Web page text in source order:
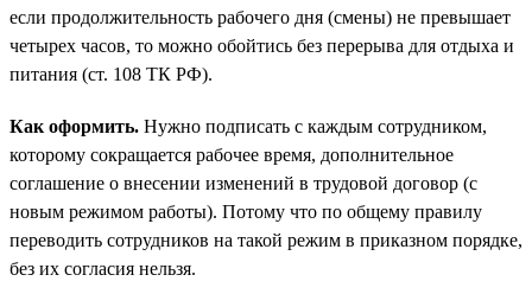
если продолжительность рабочего дня (смены) не превышает
четырех часов, то можно обойтись без перерыва для отдыха и
питания (ст. 108 ТК РФ).
Как оформить. Нужно подписать с каждым сотрудником,
которому сокращается рабочее время, дополнительное
соглашение о внесении изменений в трудовой договор (с
новым режимом работы). Потому что по общему правилу
переводить сотрудников на такой режим в приказном порядке,
без их согласия нельзя.